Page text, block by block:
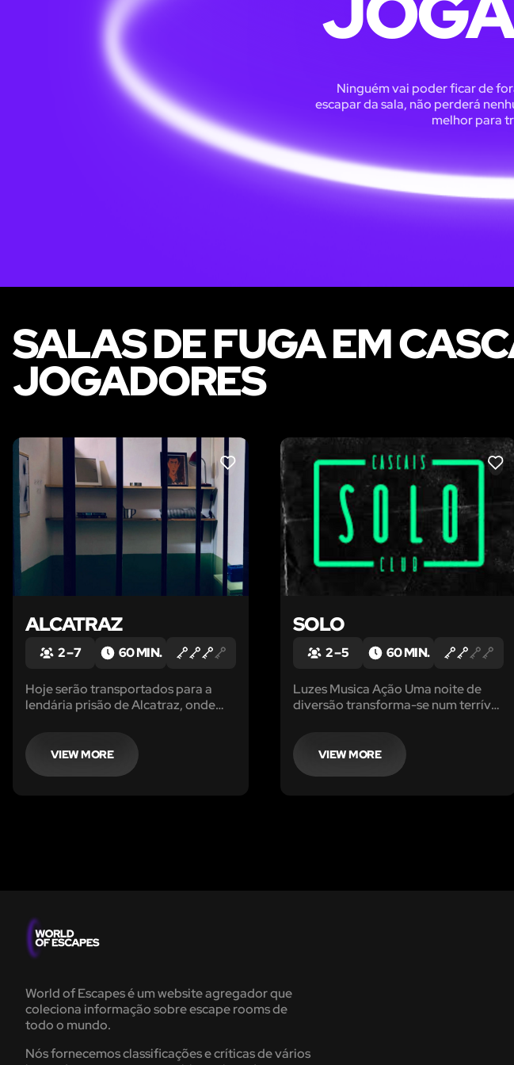
Ninguém vai poder ficar de
escapar da sala, não perderá
melhor para
SALAS DE FUGA EM
JOGADORES
LIKE
ALCATRAZ
2 – 7 60 MIN.
Hoje serão transportados para a
lendária prisão de Alcatraz, onde
raciocínio lógico, trabalho em
equipa e astúcia para escapar da
prisão de segurança máxima mais
VIEW MORE
LIKE
SOLO
2 – 5 60 MIN.
Luzes Musica Ação Uma noite de
diversão transforma-se num terrível
encontrado morto na casa de banho
da discoteca. O nome da vítima é
desconhecido, e todos estão em
VIEW MORE
World of Escapes é um website agregador que
coleciona informação sobre escape rooms de
todo o mundo.
Nós fornecemos classificações e críticas de vários